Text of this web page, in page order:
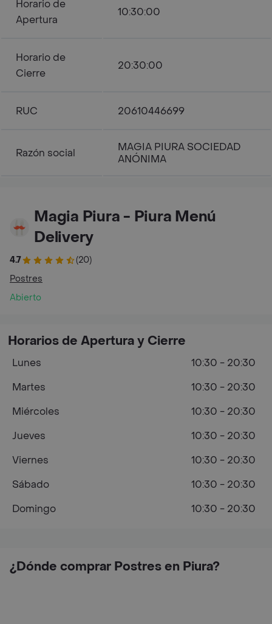
Horario de
Apertura
10:30:00
Horario de
Cierre
20:30:00
RUC 20610446699
Razón social
MAGIA PIURA SOCIEDAD
ANÓNIMA
Magia Piura - Piura Menú
Delivery
4.7
(20)
Postres
Abierto
¿Dónde comprar Postres en Piura?
Horarios de Apertura y Cierre
Lunes
10:30 - 20:30
Martes
10:30 - 20:30
Miércoles
10:30 - 20:30
Jueves
10:30 - 20:30
Viernes
10:30 - 20:30
Sábado
10:30 - 20:30
Domingo
10:30 - 20:30